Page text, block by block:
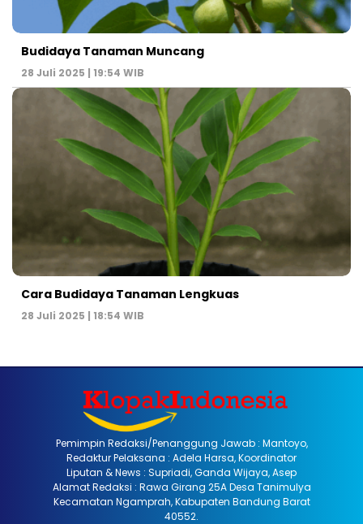
Budidaya Tanaman Muncang
28 Juli 2025 | 19:54 WIB
Cara Budidaya Tanaman Lengkuas
28 Juli 2025 | 18:54 WIB
Pemimpin Redaksi/Penanggung Jawab : Mantoyo,
Redaktur Pelaksana : Adela Harsa, Koordinator
Liputan & News : Supriadi, Ganda Wijaya, Asep
Alamat Redaksi : Rawa Girang 25A Desa Tanimulya
Kecamatan Ngamprah, Kabupaten Bandung Barat
40552.